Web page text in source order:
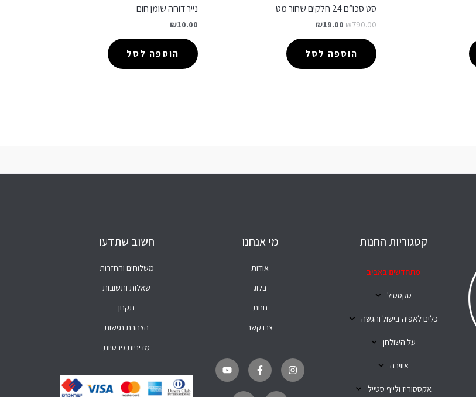
סט סכו”ם 24 חלקים שחור מט
₪790.00
₪19.00
הוספה לסל
נייר דוחה שומן חום
₪10.00
הוספה לסל
קטגוריות החנות
מתחדשים באביב
טקסטיל
כלים לאפיה בישול והגשה
על השולחן
אווירה
אקססוריז ולייף סטייל
מי אנחנו
אודות
בלוג
חנות
צרו קשר
n
s
t
a
c
e
o
u
t
חשוב שתדעו
משלוחים והחזרות
שאלות ותשובות
תקנון
הצהרת נגישות
מדיניות פרטיות